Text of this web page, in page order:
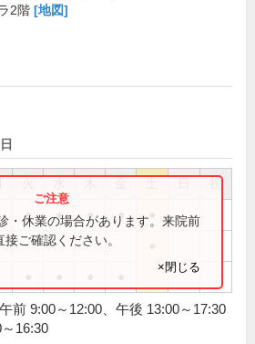
2階 [地図]
祝
● ● ● ●
・休業の場合があります。来院前
ご確認ください。
×閉じる
前 9:00～12:00、午後 13:00～17:30
16:30